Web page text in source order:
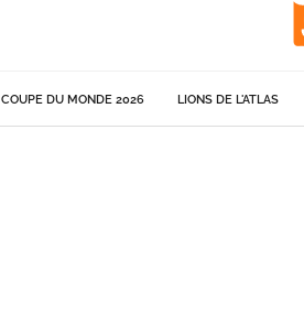
COUPE DU MONDE 2026 LIONS DE L'ATLAS